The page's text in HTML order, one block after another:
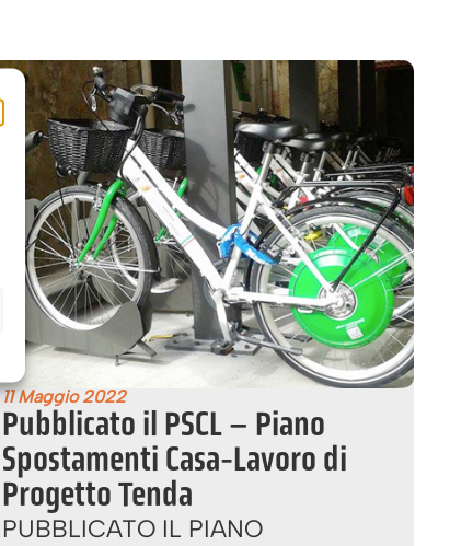
11 Maggio 2022
Pubblicato il PSCL – Piano
Spostamenti Casa-Lavoro di
Progetto Tenda
PUBBLICATO IL PIANO